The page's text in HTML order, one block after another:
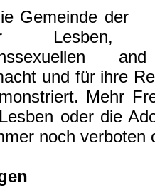
Gemeinde der
Lesben,
und für ihre
Mehr
oder die
noch verboten